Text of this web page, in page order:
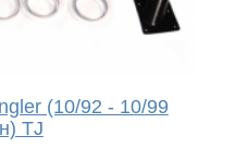
(10/92 - 10/99
TJ